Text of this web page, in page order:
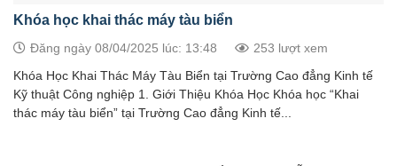
Khóa học khai thác máy tàu biển
Đăng ngày 08/04/2025 lúc: 13:48 253 lượt xem
Khóa Học Khai Thác Máy Tàu Biển tại Trường Cao đẳng Kinh tế
Kỹ thuật Công nghiệp 1. Giới Thiệu Khóa Học Khóa học “Khai
thác máy tàu biển” tại Trường Cao đẳng Kinh tế...